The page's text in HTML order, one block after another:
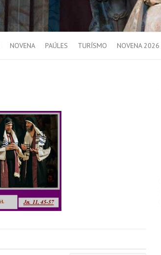
NOVENA PAÚLES TURÍSMO NOVENA 2026